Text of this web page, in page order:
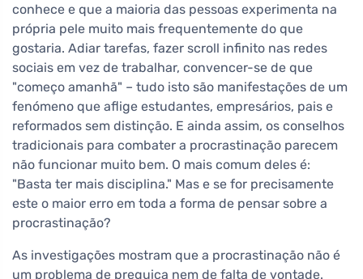
conhece e que a maioria das pessoas experimenta na
própria pele muito mais frequentemente do que
gostaria. Adiar tarefas, fazer scroll infinito nas redes
sociais em vez de trabalhar, convencer-se de que
"começo amanhã" – tudo isto são manifestações de um
fenómeno que aflige estudantes, empresários, pais e
reformados sem distinção. E ainda assim, os conselhos
tradicionais para combater a procrastinação parecem
não funcionar muito bem. O mais comum deles é:
"Basta ter mais disciplina." Mas e se for precisamente
este o maior erro em toda a forma de pensar sobre a
procrastinação?
As investigações mostram que a procrastinação não é
um problema de preguiça nem de falta de vontade.